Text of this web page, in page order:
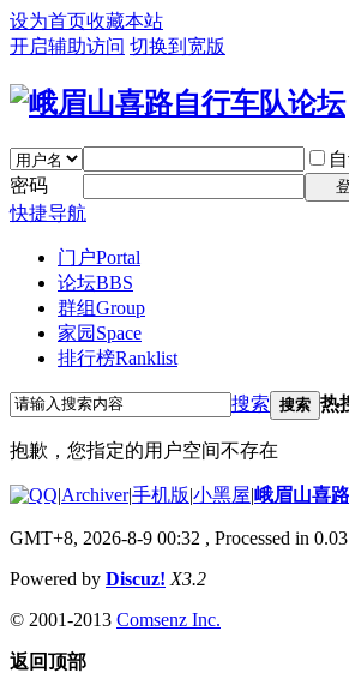
设为首页收藏本站
开启辅助访问 切换到宽版
密码
快捷导航
门户Portal
论坛BBS
群组Group
家园 Space
排行榜Ranklist
搜索 搜索 热
抱歉，您指定的用户空间不存在
|Archiver|手机版|小黑屋|峨眉山喜
GMT+8, 2026-8-9 00:32 , Processed in
Powered by Discuz! X3.2
© 2001-2013 Comsenz Inc.
返回顶部